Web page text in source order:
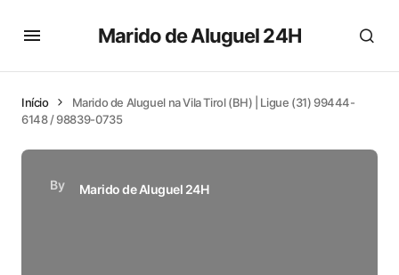
Marido de Aluguel 24H
Início
Marido de Aluguel na Vila Tirol (BH) | Ligue (31) 99444-
6148 / 98839-0735
By Marido de Aluguel 24H